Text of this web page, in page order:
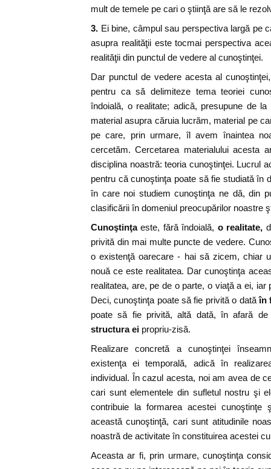
mult de temele pe cari o ştiinţă are să le
3. Ei bine, câmpul sau perspectiva largă pe
asupra realităţii este tocmai perspectiva
realităţii din punctul de vedere al cunoştinţei.
Dar punctul de vedere acesta al
pentru ca să delimiteze tema teoriei
îndoială, o realitate; adică, presupune de
material asupra căruia lucrăm, material pe
pe care, prin urmare, îl avem înaintea
cercetăm. Cercetarea materialului acesta
disciplina noastră: teoria cunoştinţei. Lucrul
pentru că cunoştinţa poate să fie studiată în
în care noi studiem cunoştinţa ne dă, din
clasificării în domeniul preocupărilor noastre
Cunoştinţaeste, fără îndoială, o realitate,
privită din mai multe puncte de vedere.
o existenţă oarecare - hai să zicem, chiar
nouă ce este realitatea. Dar cunoştinţa
realitatea, are, pe de o parte, o viaţă a ei,
Deci, cunoştinţa poate să fie privită o datăîn
poate să fie privită, altă dată, în afară
structura ei propriu-zisă.
Realizare concretă a cunoştinţei
existenţa ei temporală, adică în
individual. În cazul acesta, noi am avea de
cari sunt elementele din sufletul nostru şi
contribuie la formarea acestei
această cunoştinţă, cari sunt atitudinile
noastră de activitate în constituirea acestei
Aceasta ar fi, prin urmare, cunoştinţa